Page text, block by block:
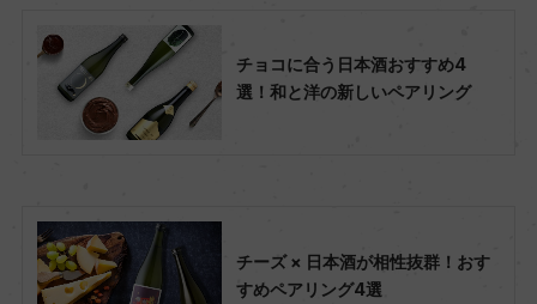
チョコに合う日本酒おすすめ4
選！和と洋の新しいペアリング
チーズ × 日本酒が相性抜群！おす
すめペアリング4選